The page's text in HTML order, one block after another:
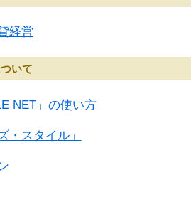
経営
いて
NET」の使い方
・スタイル」